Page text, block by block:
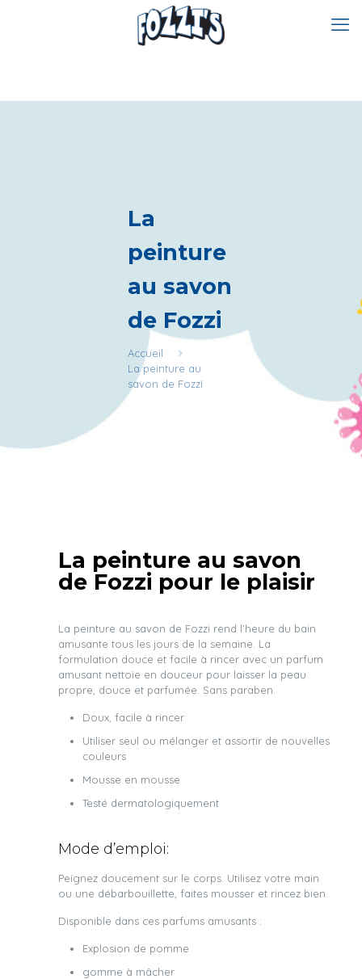
La
peinture
au savon
de Fozzi
Accueil
La peinture au
savon de Fozzi
La peinture au savon
de Fozzi pour le plaisir
La peinture au savon de Fozzi rend l’heure du bain
amusante tous les jours de la semaine. La
formulation douce et facile à rincer avec un parfum
amusant nettoie en douceur pour laisser la peau
propre, douce et parfumée. Sans paraben.
Doux, facile à rincer
Utiliser seul ou mélanger et assortir de nouvelles
couleurs
Mousse en mousse
Testé dermatologiquement
Mode d’emploi:
Peignez doucement sur le corps. Utilisez votre main
ou une débarbouillette, faites mousser et rincez bien.
Disponible dans ces parfums amusants :
Explosion de pomme
gomme à mâcher